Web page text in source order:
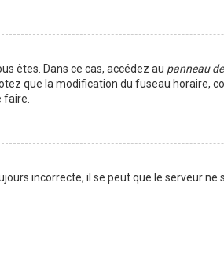
êtes. Dans ce cas, accédez au panneau
que la modification du fuseau horaire,
faire.
incorrecte, il se peut que le serveur ne